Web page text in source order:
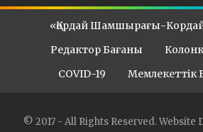
«Қордай Шамшырағы-
Редактор Бағаны
COVID-19
Мемлекеттік
© 2017 - All Rights Reserved.Website